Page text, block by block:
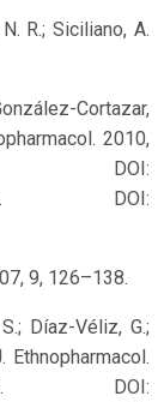
R.; Siciliano, A.
Cortazar,
2010,
DOI:
. DOI:
9, 126–138.
Díaz-Véliz, G.;
Ethnopharmacol.
DOI: